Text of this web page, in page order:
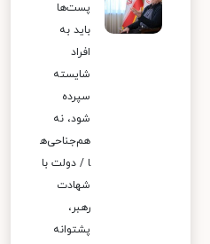
پست‌ها
باید به
افراد
شایسته
سپرده
شود، نه
هم‌جناحی‌ه
ا / دولت با
شهادت
رهبر،
پشتوانه